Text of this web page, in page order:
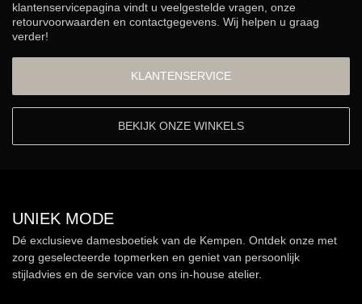
klantenservicepagina vindt u veelgestelde vragen, onze
retourvoorwaarden en contactgegevens. Wij helpen u graag
verder!
KLANTENSERVICE
BEKIJK ONZE WINKELS
UNIEK MODE
Dé exclusieve damesboetiek van de Kempen. Ontdek onze met
zorg geselecteerde topmerken en geniet van persoonlijk
stijladvies en de service van ons in-house atelier.